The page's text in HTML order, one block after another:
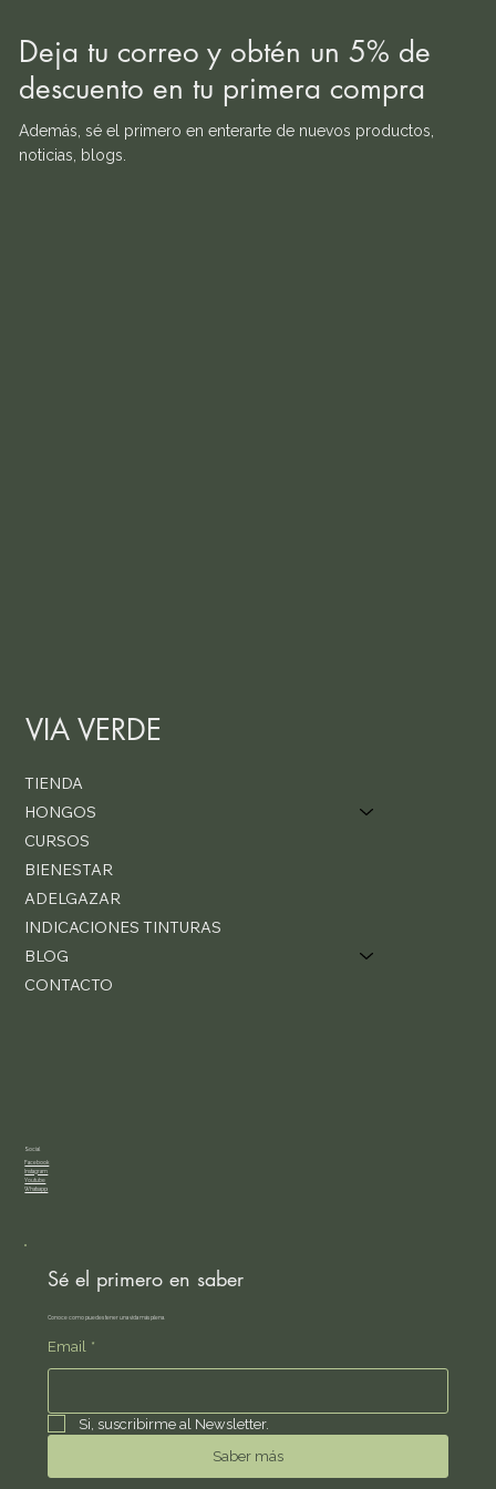
Deja tu correo y obtén un 5% de
descuento en tu primera compra
Además, sé el primero en enterarte de nuevos productos,
noticias, blogs.
VIA VERDE
TIENDA
HONGOS
CURSOS
BIENESTAR
ADELGAZAR
INDICACIONES TINTURAS
BLOG
CONTACTO
Social
Facebook
Instagram
Youtube
Whatsapp
Sé el primero en saber
Conoce como puedes tener una vida más plena.
Email *
Si, suscribirme al Newsletter.
Saber más